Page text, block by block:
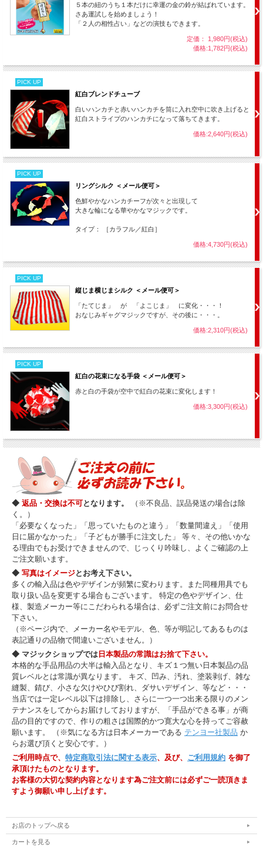
５本の紐のうち１本だけに幸運の金の鈴が結ばれています。
さあ運試しを始めましょう！
「２人の相性占い」などの演技もできます。
定価： 1,980円(税込)
価格:1,782円(税込)
PICK UP
紅白ブレンドチューブ
白いハンカチと赤いハンカチを筒に入れ空中に吹き上げると
紅白ストライプのハンカチになって落ちてきます。
価格:2,640円(税込)
PICK UP
リングシルク ＜メール便可＞
色鮮やかなハンカチーフが次々と出現して
大きな輪になる華やかなマジックです。
タイプ： ［カラフル／紅白］
価格:4,730円(税込)
PICK UP
縦じま横じまシルク ＜メール便可＞
「たてじま」 が 「よこじま」 に変化・・・！
おなじみギャグマジックですが、その後に・・・。
価格:2,310円(税込)
PICK UP
紅白の花束になる手袋 ＜メール便可＞
赤と白の手袋が空中で紅白の花束に変化します！
価格:3,300円(税込)
◆ 返品・交換は不可となります。
（※不良品、誤品発送の場合は除
く。）
「必要なくなった」「思っていたものと違う」「数量間違え」「使用
日に届かなかった」「子どもが勝手に注文した」 等々、その他いかな
る理由でもお受けできませんので、じっくり吟味し、よくご確認の上
ご注文願います。
◆ 写真はイメージとお考え下さい。
多くの輸入品は色やデザインが頻繁に変わります。また同種用具でも
取り扱い品を変更する場合もございます。 特定の色やデザイン、仕
様、製造メーカー等にこだわられる場合は、必ずご注文前にお問合せ
下さい。
（※ページ内で、メーカー名やモデル、色、等が明記してあるものは
表記通りの品物で間違いございません。）
◆ マジックショップでは 日本製品の常識はお捨て下さい。
本格的な手品用品の大半は輸入品となり、キズ１つ無い日本製品の品
質レベルとは常識が異なります。 キズ、凹み、汚れ、塗装剥げ、雑な
縫製、錆び、小さな欠けやひび割れ、ダサいデザイン、等など・・・
当店では一定レベル以下は排除し、さらに一つ一つ出来る限りのメン
テナンスをしてからお届けしておりますが、「手品ができる事」が商
品の目的ですので、作りの粗さは国際的かつ寛大な心を持ってご容赦
願います。 （※気になる方は日本メーカーである テンヨー社製品 か
らお選び頂くと安心です。）
ご利用時点で、 特定商取引法に関する表示、及び、 ご利用規約 を御了
承頂けたものとなります。
お客様の大切な契約内容となります為ご注文前には必ずご一読頂きま
すよう御願い申し上げます。
お店のトップへ戻る
カートを見る